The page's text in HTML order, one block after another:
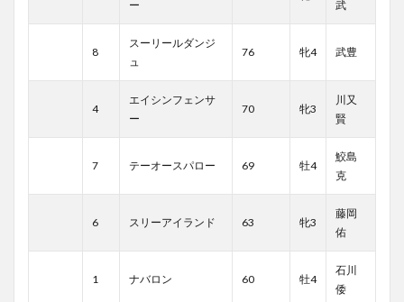
ー
武
8
スーリールダンジ
ュ
76 牝4 武豊
4
エイシンフェンサ
ー
70 牝3
川又
賢
7 テーオースパロー 69 牡4
鮫島
克
6 スリーアイランド 63 牝3
藤岡
佑
1 ナバロン 60 牡4
石川
倭